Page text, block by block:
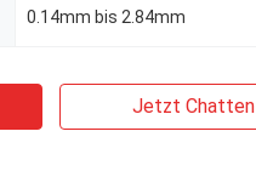
0.14mm bis 2.84mm
Jetzt Chatten